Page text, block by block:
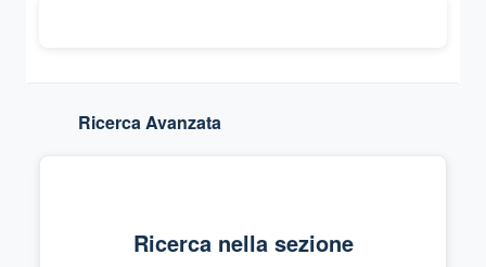
Ricerca Avanzata
Ricerca nella sezione